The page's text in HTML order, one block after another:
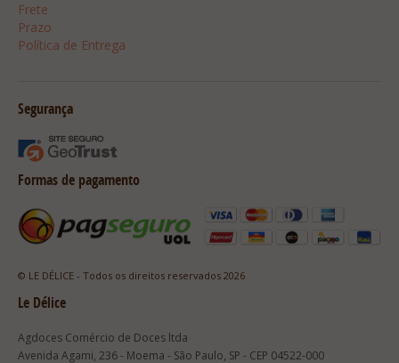
Frete
Prazo
Política de Entrega
Segurança
Formas de pagamento
© LE DÉLICE - Todos os direitos reservados 2026
Le Délice
Agdoces Comércio de Doces ltda
Avenida Agami, 236 - Moema - São Paulo, SP - CEP 04522-000